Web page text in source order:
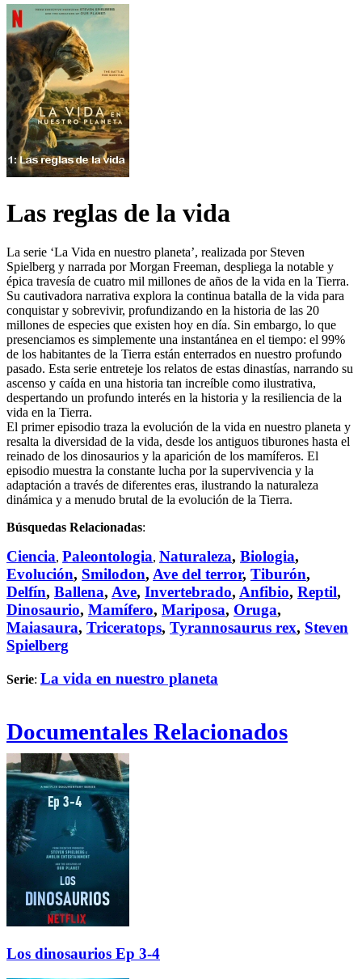
Las reglas de la vida
La serie ‘La Vida en nuestro planeta’, realizada por Steven
Spielberg y narrada por Morgan Freeman, despliega la notable y
épica travesía de cuatro mil millones de años de la vida en la Tierra.
Su cautivadora narrativa explora la continua batalla de la vida para
conquistar y sobrevivir, profundizando en la historia de las 20
millones de especies que existen hoy en día. Sin embargo, lo que
presenciamos es simplemente una instantánea en el tiempo: el 99%
de los habitantes de la Tierra están enterrados en nuestro profundo
pasado. Esta serie entreteje los relatos de estas dinastías, narrando su
ascenso y caída en una historia tan increíble como ilustrativa,
despertando un profundo interés en la historia y la resiliencia de la
vida en la Tierra.
El primer episodio traza la evolución de la vida en nuestro planeta y
resalta la diversidad de la vida, desde los antiguos tiburones hasta el
reinado de los dinosaurios y la aparición de los mamíferos. El
episodio muestra la constante lucha por la supervivencia y la
adaptación a través de diferentes eras, ilustrando la naturaleza
dinámica y a menudo brutal de la evolución de la Tierra.
Búsquedas Relacionadas:
Ciencia, Paleontologia, Naturaleza, Biologia,
Evolución, Smilodon, Ave del terror, Tiburón,
Delfín, Ballena, Ave, Invertebrado, Anfibio, Reptil,
Dinosaurio, Mamífero, Mariposa, Oruga,
Maiasaura, Triceratops, Tyrannosaurus rex, Steven
Spielberg
Serie: La vida en nuestro planeta
Documentales Relacionados
Los dinosaurios Ep 3-4